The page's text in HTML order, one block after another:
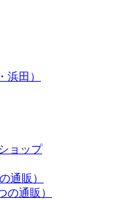
浜田）
ョップ
通販）
の通販）